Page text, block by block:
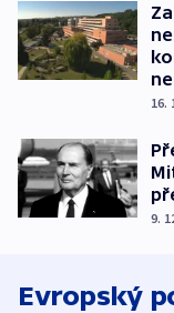
16.
9.
Evropský